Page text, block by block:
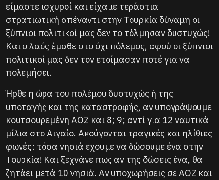
είμαστε ισχυροί και είχαμε τεράστια
στρατιωτική απέναντι στην Τουρκία δύναμη οι
ξύπνιοι πολιτικοί μας δεν το τόλμησαν δυστυχώς!
Και ο λαός έμαθε στο όχι πόλεμος, αφού οι ξύπνιοι
πολιτικοί μας δεν τον ετοίμασαν ποτέ για να
πολεμήσει.
Ήρθε η ώρα του πολέμου δυστυχώς ή της
υποταγής και της καταστροφής, αν υπογράψουμε
κουτσουρεμένη ΑΟΖ και 8; 9; αντί για 12 ναυτικά
μίλια στο Αιγαίο. Ακούγονται τραγικές και ηλίθιες
φωνές: τόσα νησιά έχουμε να δώσουμε ένα στην
Τουρκία! Και ξεχνάνε πως αν της δώσεις ένα, θα
ζητάει μετά 10 νησιά. Αν υποχωρήσεις σε ΑΟΖ και